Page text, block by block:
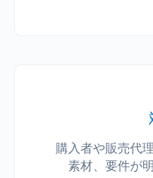
購入者や販売代
素材、要件が